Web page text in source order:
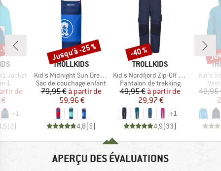
Jacket
1
réduit
de
+1
(2)
%
MARQUE
TROLLKIDS
Article
Kid's Midnight Sun Dreamer
Product group
Sac de couchage enfant
Prix
79,95 € Prix réduit
à partir de
59,96 €
4,8(5)
Remise
Jusqu'à -25 %
MARQUE
TROLLKIDS
Article
Kid's Nordfjord Zip-Off Pants
Product group
Pantalon de trekking
Prix
49,95 € Prix réduit
à partir de
29,97 €
+1
4,9(33)
Remise
-40 %
Article
Kid's
49,95
APERÇU DES ÉVALUATIONS